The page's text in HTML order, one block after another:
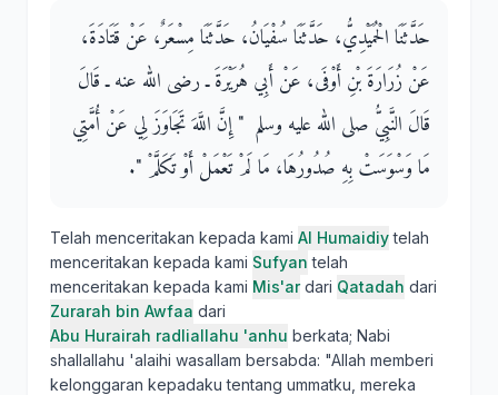
حَدَّثَنَا الْحُمَيْدِيُّ، حَدَّثَنَا سُفْيَانُ، حَدَّثَنَا مِسْعَرٌ، عَنْ قَتَادَةَ،
عَنْ زُرَارَةَ بْنِ أَوْفَى، عَنْ أَبِي هُرَيْرَةَ ـ رضى الله عنه ـ قَالَ
قَالَ النَّبِيُّ صلى الله عليه وسلم ‏ "‏ إِنَّ اللَّهَ تَجَاوَزَ لِي عَنْ أُمَّتِي
مَا وَسْوَسَتْ بِهِ صُدُورُهَا، مَا لَمْ تَعْمَلْ أَوْ تَكَلَّمْ ‏"‏‏.‏
Telah menceritakan kepada kami Al Humaidiytelah
menceritakan kepada kami Sufyan telah
menceritakan kepada kami Mis'ardari Qatadah dari
Zurarah bin Awfaa dari
Abu Hurairah radliallahu 'anhu berkata; Nabi
shallallahu 'alaihi wasallam bersabda: "Allah memberi
kelonggaran kepadaku tentang ummatku, mereka